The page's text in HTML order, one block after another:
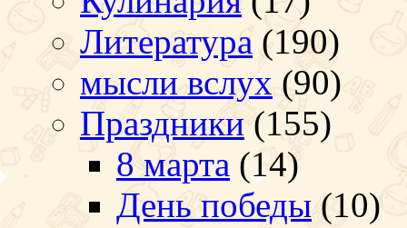
Литература (190)
мысли вслух (90)
Праздники (155)
8 марта (14)
День победы (10)